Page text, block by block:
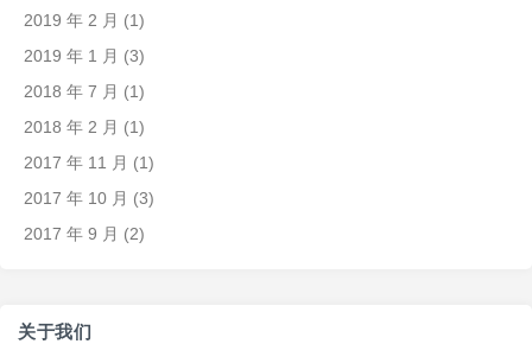
2019 年 2 月 (1)
2019 年 1 月 (3)
2018 年 7 月 (1)
2018 年 2 月 (1)
2017 年 11 月 (1)
2017 年 10 月 (3)
2017 年 9 月 (2)
关于我们